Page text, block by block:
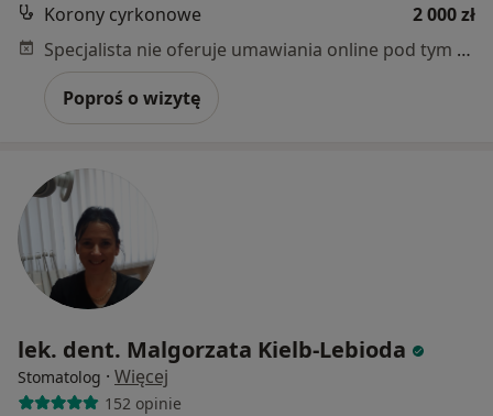
Korony cyrkonowe
2 000 zł
Specjalista nie oferuje umawiania online pod tym adresem.
Poproś o wizytę
lek. dent. Malgorzata Kielb-Lebioda
Stomatolog · Więcej
152 opinie